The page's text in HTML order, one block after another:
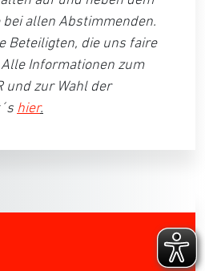
allen Abstimmenden.
Beteiligten, die uns faire
Informationen zum
und zur Wahl der
hier.